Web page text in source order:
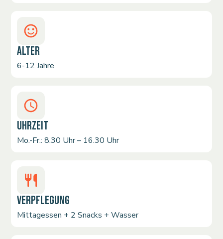
ALTER
6-12 Jahre
UHRZEIT
Mo.-Fr.: 8.30 Uhr – 16.30 Uhr
VERPFLEGUNG
Mittagessen + 2 Snacks + Wasser